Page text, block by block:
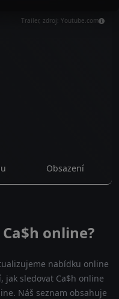
Trailer, zdroj: Youtube.com
Obsazení
online?
nabídku online
jak sledovat Ca$h online
Náš seznam obsahuje